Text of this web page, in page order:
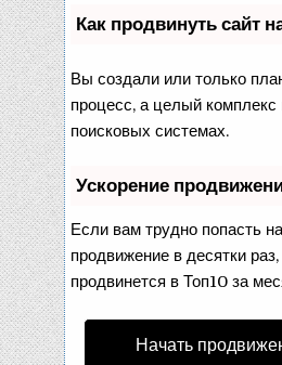
Как продвинуть сайт
Вы создали или только
процесс, а целый
поисковых системах.
Ускорение
Если вам трудно попасть
продвижение в десятки
продвинется в Топ10 за
Начать